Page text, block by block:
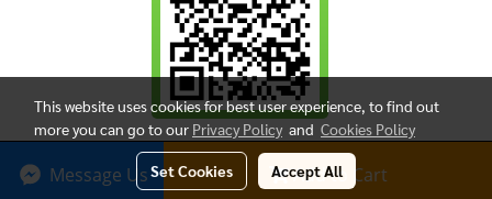
Add to Cart
Message UsCopy right by makewebeasy.com
This website uses cookies for best user experience, to find out
more you can go to our Privacy Policy and Cookies Policy
Set Cookies Accept All